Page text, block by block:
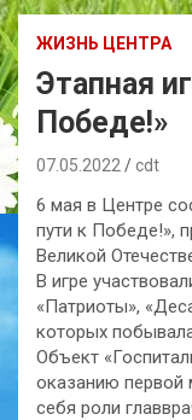
ЖИЗНЬ ЦЕНТРА
Этапная
Победе!»
07.05.2022 cdt
6 мая в Центре
пути к Победе!»,
Великой
В игре
«Патриоты»,
которых
Объект
оказанию первой
себя роли